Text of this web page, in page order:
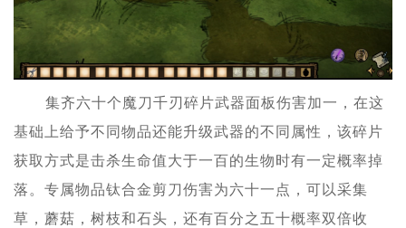
集齐六十个魔刀千刃碎片武器面板伤害加一，在这
基础上给予不同物品还能升级武器的不同属性，该碎片
获取方式是击杀生命值大于一百的生物时有一定概率掉
落。专属物品钛合金剪刀伤害为六十一点，可以采集
草，蘑菇，树枝和石头，还有百分之五十概率双倍收